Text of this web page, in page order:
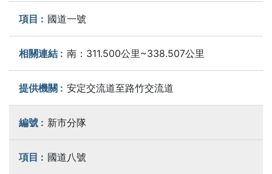
國道一號
南：311.500公里~338.507公里
安定交流道至路竹交流道
新市分隊
國道八號